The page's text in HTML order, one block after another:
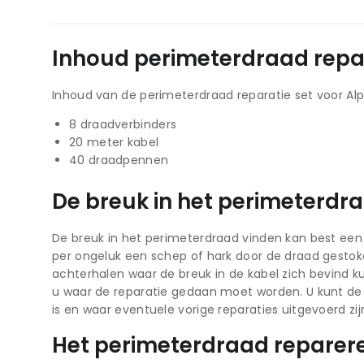
Inhoud perimeterdraad
Inhoud van de perimeterdraad reparatie set voor
8 draadverbinders
20 meter kabel
40 draadpennen
De breuk in het
De breuk in het perimeterdraad vinden kan best
per ongeluk een schep of hark door de draad
achterhalen waar de breuk in de kabel zich bevind
u waar de reparatie gedaan moet worden. U kunt
is en waar eventuele vorige reparaties uitgevoerd
Het perimeterdraad